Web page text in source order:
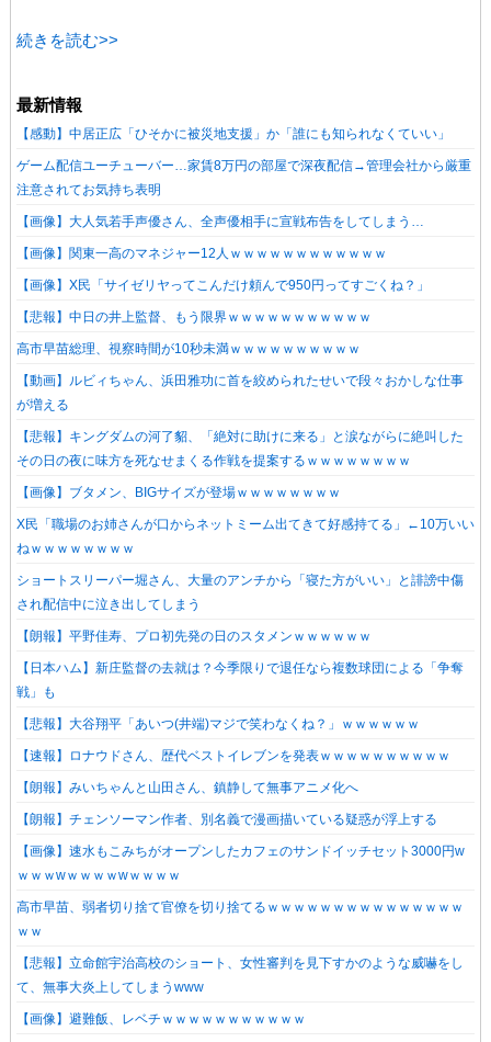
続きを読む>>
最新情報
【感動】中居正広「ひそかに被災地支援」か「誰にも知られなくていい」
ゲーム配信ユーチューバー…家賃8万円の部屋で深夜配信→管理会社から厳重
注意されてお気持ち表明
【画像】大人気若手声優さん、全声優相手に宣戦布告をしてしまう…
【画像】関東一高のマネジャー12人ｗｗｗｗｗｗｗｗｗｗｗｗ
【画像】X民「サイゼリヤってこんだけ頼んで950円ってすごくね？」
【悲報】中日の井上監督、もう限界ｗｗｗｗｗｗｗｗｗｗｗ
高市早苗総理、視察時間が10秒未満ｗｗｗｗｗｗｗｗｗｗ
【動画】ルビィちゃん、浜田雅功に首を絞められたせいで段々おかしな仕事
が増える
【悲報】キングダムの河了貂、「絶対に助けに来る」と涙ながらに絶叫した
その日の夜に味方を死なせまくる作戦を提案するｗｗｗｗｗｗｗｗ
【画像】ブタメン、BIGサイズが登場ｗｗｗｗｗｗｗｗ
X民「職場のお姉さんが口からネットミーム出てきて好感持てる」←10万いい
ねｗｗｗｗｗｗｗｗ
ショートスリーパー堀さん、大量のアンチから「寝た方がいい」と誹謗中傷
され配信中に泣き出してしまう
【朗報】平野佳寿、プロ初先発の日のスタメンｗｗｗｗｗｗ
【日本ハム】新庄監督の去就は？今季限りで退任なら複数球団による「争奪
戦」も
【悲報】大谷翔平「あいつ(井端)マジで笑わなくね？」ｗｗｗｗｗｗ
【速報】ロナウドさん、歴代ベストイレブンを発表ｗｗｗｗｗｗｗｗｗｗ
【朗報】みいちゃんと山田さん、鎮静して無事アニメ化へ
【朗報】チェンソーマン作者、別名義で漫画描いている疑惑が浮上する
【画像】速水もこみちがオープンしたカフェのサンドイッチセット3000円w
ｗｗｗwｗｗｗｗwｗｗｗｗ
高市早苗、弱者切り捨て官僚を切り捨てるｗｗｗｗｗｗｗｗｗｗｗｗｗｗｗ
ｗｗ
【悲報】立命館宇治高校のショート、女性審判を見下すかのような威嚇をし
て、無事大炎上してしまうwww
【画像】避難飯、レベチｗｗｗｗｗｗｗｗｗｗｗ